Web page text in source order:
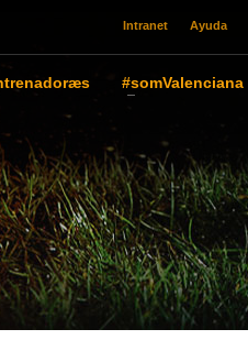
Intranet Ayuda
#somValenciana